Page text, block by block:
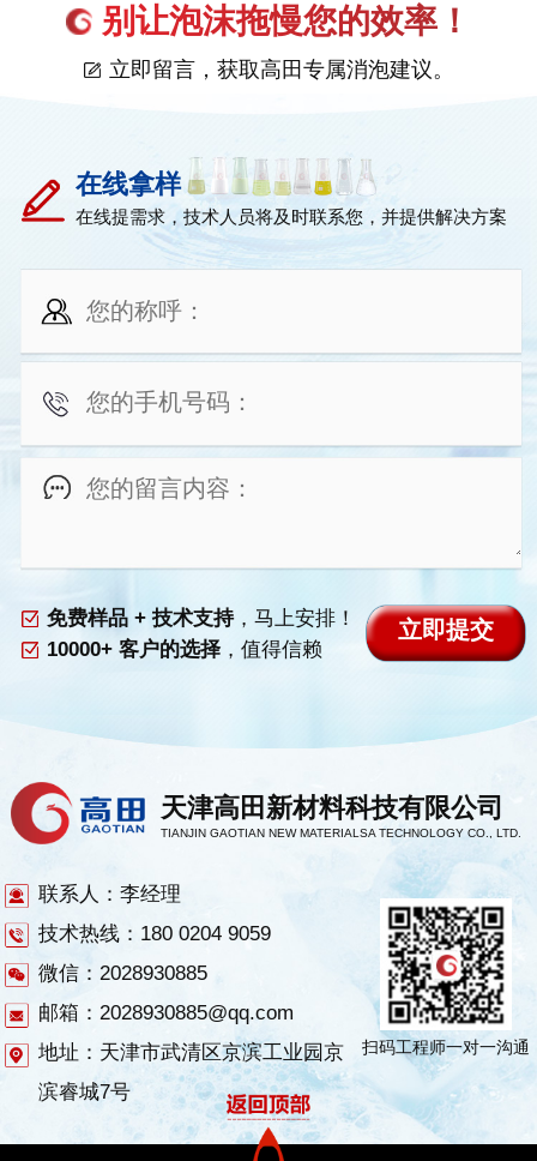
别让泡沫拖慢您的效率！
立即留言，获取高田专属消泡建议。
在线拿样
在线提需求，技术人员将及时联系您，并提供解决方案
免费样品 + 技术支持，马上安排！
10000+ 客户的选择，值得信赖
天津高田新材料科技有限公司
TIANJIN GAOTIAN NEW MATERIALSA TECHNOLOGY CO., LTD.
联系人：李经理
技术热线：180 0204 9059
微信：2028930885
邮箱：2028930885@qq.com
地址：天津市武清区京滨工业园京
滨睿城7号
扫码工程师一对一沟通